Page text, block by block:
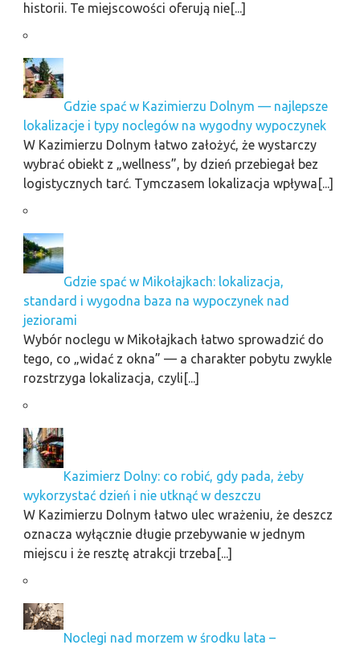
historii. Te miejscowości oferują nie[...]
Gdzie spać w Kazimierzu Dolnym — najlepsze
lokalizacje i typy noclegów na wygodny wypoczynek
W Kazimierzu Dolnym łatwo założyć, że wystarczy
wybrać obiekt z „wellness”, by dzień przebiegał bez
logistycznych tarć. Tymczasem lokalizacja wpływa[...]
Gdzie spać w Mikołajkach: lokalizacja,
standard i wygodna baza na wypoczynek nad
jeziorami
Wybór noclegu w Mikołajkach łatwo sprowadzić do
tego, co „widać z okna” — a charakter pobytu zwykle
rozstrzyga lokalizacja, czyli[...]
Kazimierz Dolny: co robić, gdy pada, żeby
wykorzystać dzień i nie utknąć w deszczu
W Kazimierzu Dolnym łatwo ulec wrażeniu, że deszcz
oznacza wyłącznie długie przebywanie w jednym
miejscu i że resztę atrakcji trzeba[...]
Noclegi nad morzem w środku lata –